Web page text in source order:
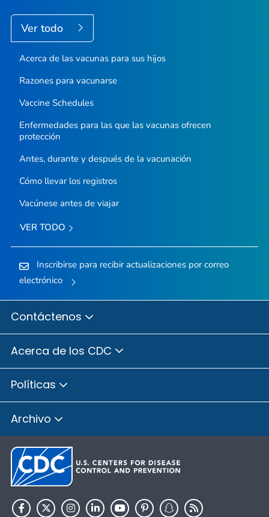
Ver todo
Acerca de las vacunas para sus hijos
Razones para vacunarse
Vaccine Schedules
Enfermedades para las que las vacunas ofrecen
protección
Antes, durante y después de la vacunación
Cómo llevar los registros
Vacúnese antes de viajar
VER TODO
Inscribirse para recibir actualizaciones por correo
electrónico
Contáctenos
Acerca de los CDC
Políticas
Archivo